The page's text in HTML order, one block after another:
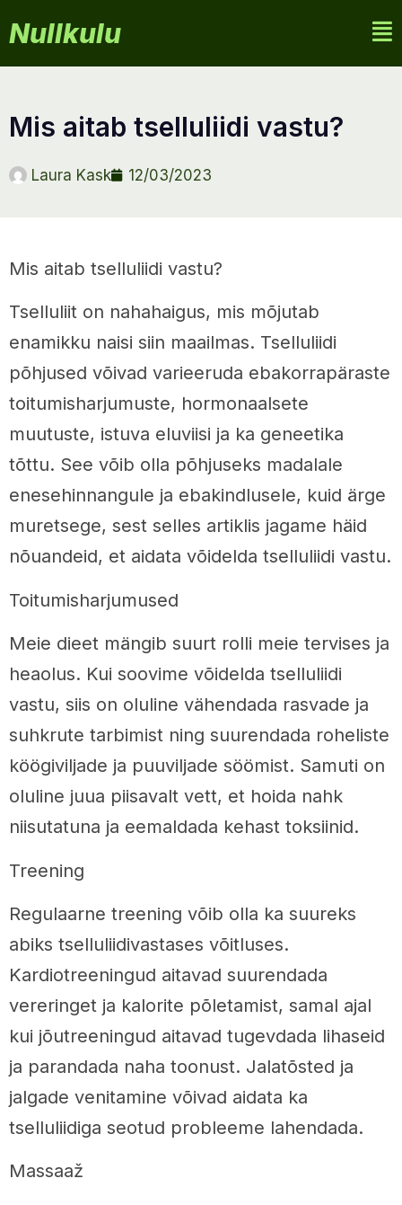
Nullkulu
mis aitab tselluliidi vastu?
Laura Kask 12/03/2023
Mis aitab tselluliidi vastu?
Tselluliit on nahahaigus, mis mõjutab
enamikku naisi siin maailmas. Tselluliidi
põhjused võivad varieeruda ebakorrapäraste
toitumisharjumuste, hormonaalsete
muutuste, istuva eluviisi ja ka geneetika
tõttu. See võib olla põhjuseks madalale
enesehinnangule ja ebakindlusele, kuid ärge
muretsege, sest selles artiklis jagame häid
nõuandeid, et aidata võidelda tselluliidi vastu.
Toitumisharjumused
Meie dieet mängib suurt rolli meie tervises ja
heaolus. Kui soovime võidelda tselluliidi
vastu, siis on oluline vähendada rasvade ja
suhkrute tarbimist ning suurendada roheliste
köögiviljade ja puuviljade söömist. Samuti on
oluline juua piisavalt vett, et hoida nahk
niisutatuna ja eemaldada kehast toksiinid.
Treening
Regulaarne treening võib olla ka suureks
abiks tselluliidivastases võitluses.
Kardiotreeningud aitavad suurendada
vereringet ja kalorite põletamist, samal ajal
kui jõutreeningud aitavad tugevdada lihaseid
ja parandada naha toonust. Jalatõsted ja
jalgade venitamine võivad aidata ka
tselluliidiga seotud probleeme lahendada.
Massaaž